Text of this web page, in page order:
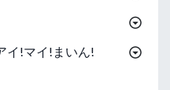
!マイ!まいん!